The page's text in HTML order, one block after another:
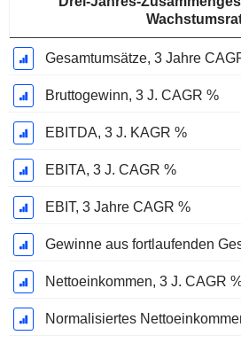
Gesamtumsätze, 3 Jahre
Bruttogewinn, 3 J. CAGR %
EBITDA, 3 J. KAGR %
EBITA, 3 J. CAGR %
EBIT, 3 Jahre CAGR %
Nettoeinkommen, 3 J. CAGR